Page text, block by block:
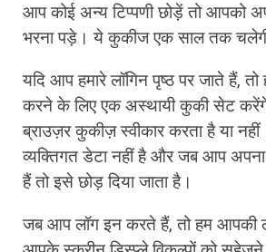
आप कोई अन्य टिप्पणी छोड़ें तो आपको
भरना पड़े। ये कुकीज एक साल तक
यदि आप हमारे लॉगिन पृष्ठ पर जाते हैं, तो
करने के लिए एक अस्थायी कुकी सेट
ब्राउज़र कुकीज़ स्वीकार करता है या
व्यक्तिगत डेटा नहीं है और जब आप
हैं तो इसे छोड़ दिया जाता है।
जब आप लॉग इन करते हैं, तो हम आपकी